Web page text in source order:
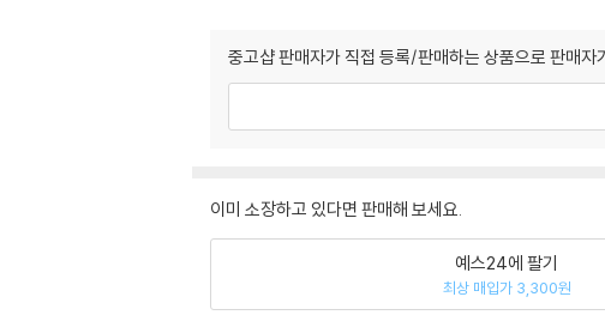
중고샵 판매자가 직접 등록/판매하는 상품으로 판매자
이미 소장하고 있다면 판매해 보세요.
예스24에 팔기
최상 매입가 3,300원